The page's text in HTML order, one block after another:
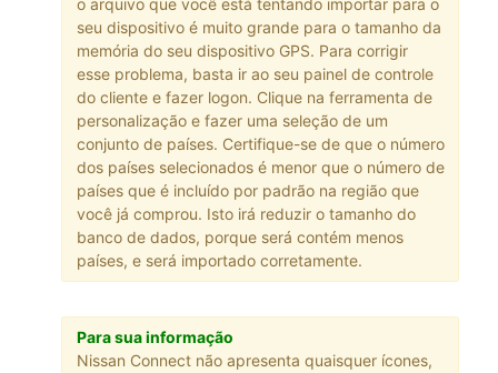
o arquivo que você está tentando importar para o
seu dispositivo é muito grande para o tamanho da
memória do seu dispositivo GPS. Para corrigir
esse problema, basta ir ao seu painel de controle
do cliente e fazer logon. Clique na ferramenta de
personalização e fazer uma seleção de um
conjunto de países. Certifique-se de que o número
dos países selecionados é menor que o número de
países que é incluído por padrão na região que
você já comprou. Isto irá reduzir o tamanho do
banco de dados, porque será contém menos
países, e será importado corretamente.
Para sua informação
Nissan Connect não apresenta quaisquer ícones,